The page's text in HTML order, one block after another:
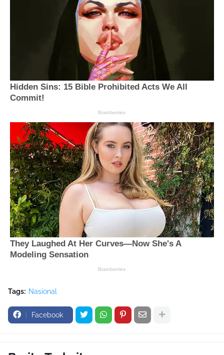
Tags: Nasional
Facebook